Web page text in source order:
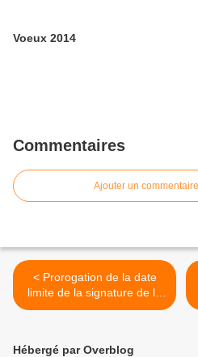
Voeux 2014
Commentaires
Ajouter un commentaire
< Prorogation de la date
limite de la signature de la
pétition CFE-CGC : Tous
Hébergé par Overblog